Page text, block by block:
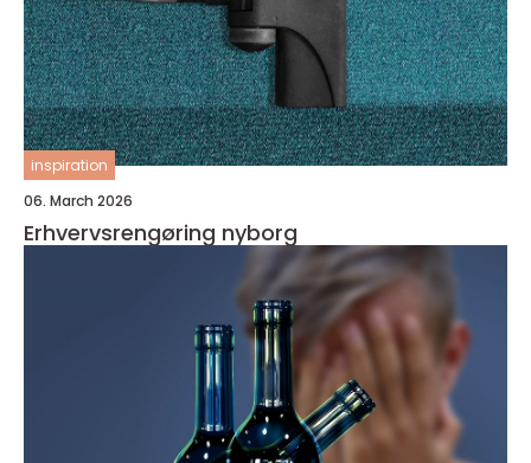
inspiration
06. March 2026
Erhvervsrengøring nyborg